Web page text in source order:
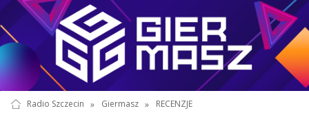
Radio Szczecin » Giermasz » RECENZJE